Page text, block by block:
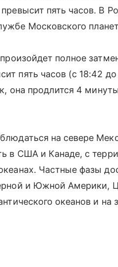
пять часов. В
Московского
полное
пять часов (с 18:42
она продлится 4
на севере
в США и Канаде, с
Частные фазы
и Южной Америки,
океанов и на